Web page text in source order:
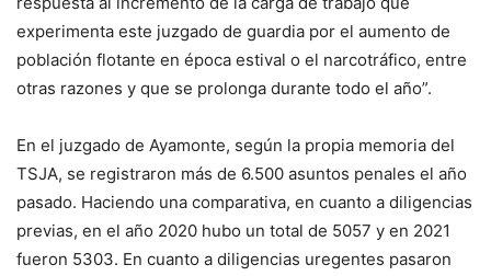
experimenta este juzgado de guardia por el aumento de
población flotante en época estival o el narcotráfico, entre
otras razones y que se prolonga durante todo el año”.
En el juzgado de Ayamonte, según la propia memoria del
TSJA, se registraron más de 6.500 asuntos penales el año
pasado. Haciendo una comparativa, en cuanto a diligencias
previas, en el año 2020 hubo un total de 5057 y en 2021
fueron 5303. En cuanto a diligencias uregentes pasaron